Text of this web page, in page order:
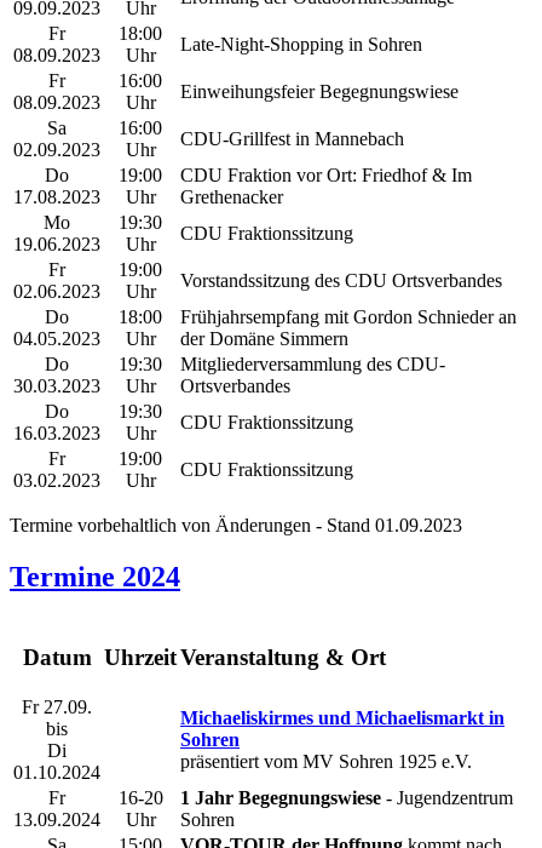
09.09.2023 Uhr
Fr
08.09.2023
18:00
Uhr
Late-Night-Shopping in Sohren
Fr
08.09.2023
16:00
Uhr
Einweihungsfeier Begegnungswiese
Sa
02.09.2023
16:00
Uhr
CDU-Grillfest in Mannebach
Do
17.08.2023
19:00
Uhr
CDU Fraktion vor Ort: Friedhof & Im
Grethenacker
Mo
19.06.2023
19:30
Uhr
CDU Fraktionssitzung
Fr
02.06.2023
19:00
Uhr
Vorstandssitzung des CDU Ortsverbandes
Do
04.05.2023
18:00
Uhr
Frühjahrsempfang mit Gordon Schnieder an
der Domäne Simmern
Do
30.03.2023
19:30
Uhr
Mitgliederversammlung des CDU-
Ortsverbandes
Do
16.03.2023
19:30
Uhr
CDU Fraktionssitzung
Fr
03.02.2023
19:00
Uhr
CDU Fraktionssitzung
Termine vorbehaltlich von Änderungen - Stand 01.09.2023
Termine 2024
Datum UhrzeitVeranstaltung & Ort
Fr 27.09.
bis
Di
01.10.2024
Michaeliskirmes und Michaelismarkt in
Sohren
präsentiert vom MV Sohren 1925 e.V.
Fr
13.09.2024
16-20
Uhr
1 Jahr Begegnungswiese - Jugendzentrum
Sohren